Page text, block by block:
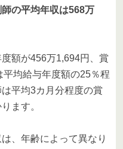
の平均年収は568万
額が456万1,694円、賞
均給与年度額の25％程
平均3カ月分程度の賞
ます。
、年齢によって異なり